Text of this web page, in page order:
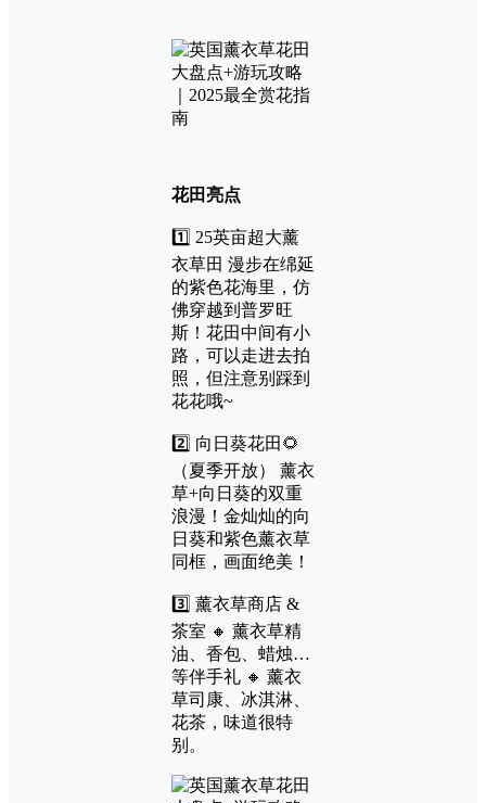
花田亮点
1️⃣ 25英亩超大薰
衣草田 漫步在绵延
的紫色花海里，仿
佛穿越到普罗旺
斯！花田中间有小
路，可以走进去拍
照，但注意别踩到
花花哦~
2️⃣ 向日葵花田🌻
（夏季开放） 薰衣
草+向日葵的双重
浪漫！金灿灿的向
日葵和紫色薰衣草
同框，画面绝美！
3️⃣ 薰衣草商店 &
茶室 🔸 薰衣草精
油、香包、蜡烛…
等伴手礼 🔸 薰衣
草司康、冰淇淋、
花茶，味道很特
别。